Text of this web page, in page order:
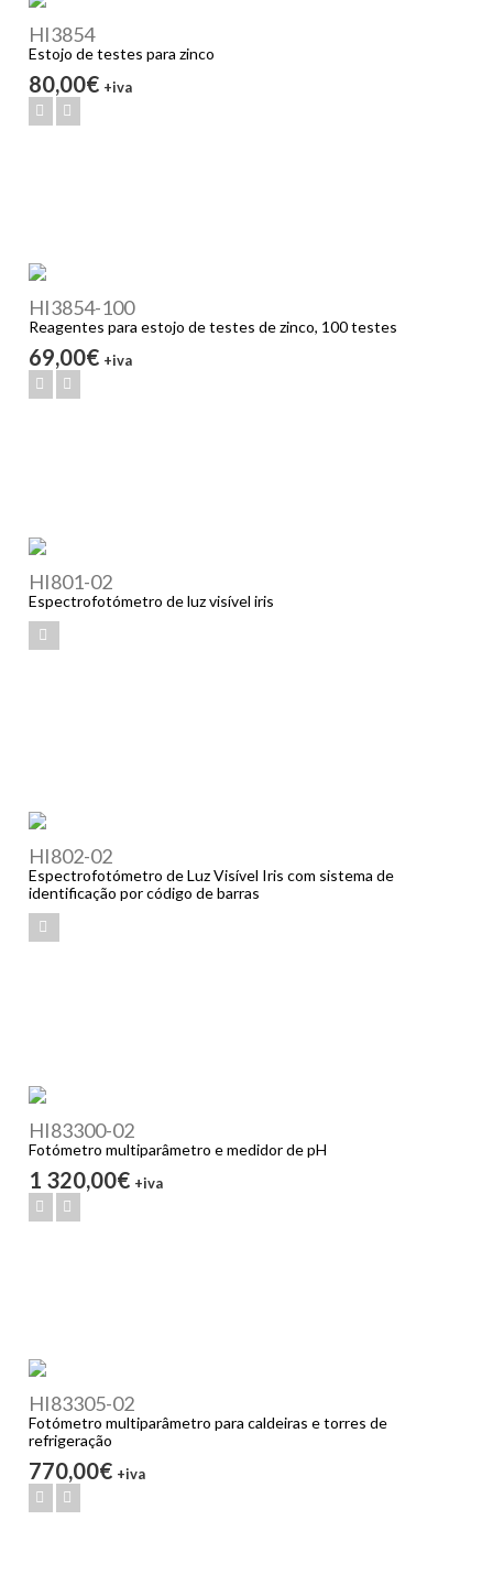
HI3854
Estojo de testes para zinco
80,00€ +iva
HI3854-100
Reagentes para estojo de testes de zinco, 100 testes
69,00€ +iva
HI801-02
Espectrofotómetro de luz visível iris
HI802-02
Espectrofotómetro de Luz Visível Iris com sistema de
identificação por código de barras
HI83300-02
Fotómetro multiparâmetro e medidor de pH
1 320,00€ +iva
HI83305-02
Fotómetro multiparâmetro para caldeiras e torres de
refrigeração
770,00€ +iva